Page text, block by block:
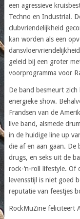
een agressieve
Techno en Industrial.
clubvriendelijkheid
kan worden als een
geleid bij een groter
voorprogramma voor
De band besmeurt
energieke show.
Frandsen van de
live band, alsmede
in de huidige line up
die af en aan gaan. De
drugs, en seks uit de
rock-‘n-roll lifestyle. Of
levensstijl is niet goed
reputatie van feestjes
RockMuZine feliciteert